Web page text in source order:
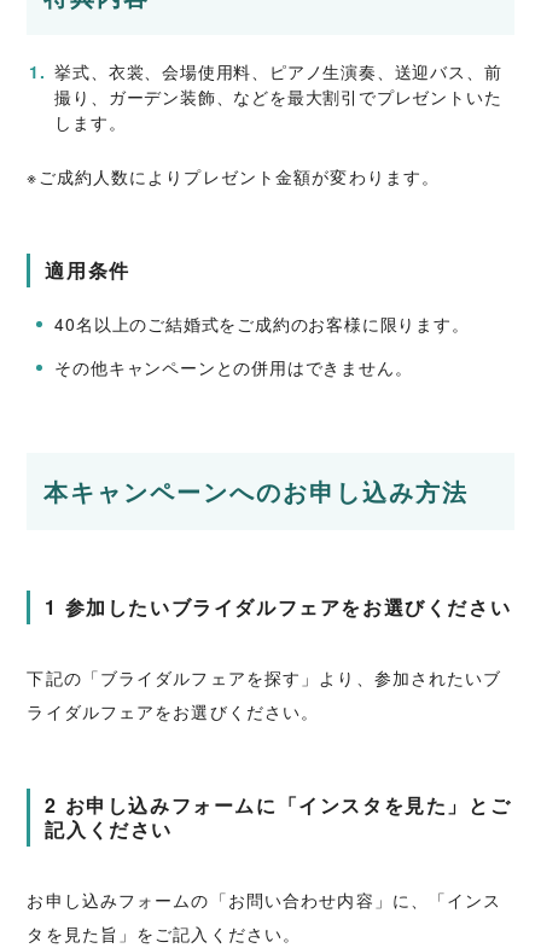
挙式、衣裳、会場使用料、ピアノ生演奏、送迎バス、前
撮り、ガーデン装飾、などを最大割引でプレゼントいた
します。
※ご成約人数によりプレゼント金額が変わります。
適用条件
40名以上のご結婚式をご成約のお客様に限ります。
その他キャンペーンとの併用はできません。
本キャンペーンへのお申し込み方法
1 参加したいブライダルフェアをお選びください
下記の「ブライダルフェアを探す」より、参加されたいブ
ライダルフェアをお選びください。
2 お申し込みフォームに「インスタを見た」とご
記入ください
お申し込みフォームの「お問い合わせ内容」に、「インス
タを見た旨」をご記入ください。